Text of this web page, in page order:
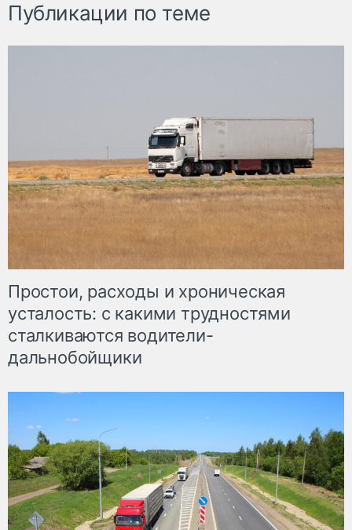
Публикации по теме
Простои, расходы и хроническая
усталость: с какими трудностями
сталкиваются водители-
дальнобойщики